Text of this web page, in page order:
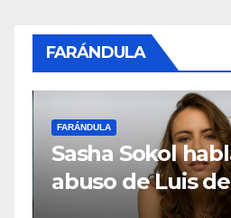
FARÁNDULA
FARÁNDULA
Sasha Sokol
abuso de Luis